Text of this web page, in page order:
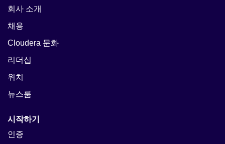
회사 소개
채용
Cloudera 문화
리더십
위치
뉴스룸
시작하기
인증